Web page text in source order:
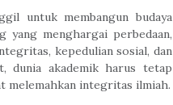
untuk membangun budaya
menghargai perbedaan,
kepedulian sosial, dan
dunia akademik harus tetap
melemahkan integritas ilmiah.